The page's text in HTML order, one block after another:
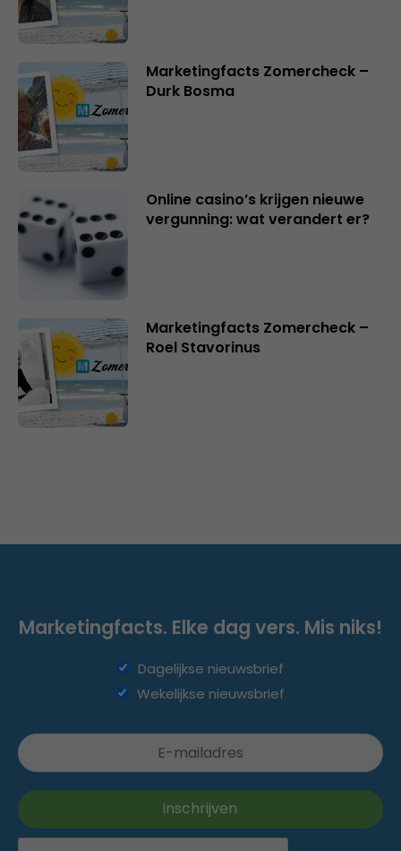
Marketingfacts Zomercheck –
Durk Bosma
Online casino’s krijgen nieuwe
vergunning: wat verandert er?
Marketingfacts Zomercheck –
Roel Stavorinus
Marketingfacts. Elke dag vers. Mis niks!
Dagelijkse nieuwsbrief
Wekelijkse nieuwsbrief